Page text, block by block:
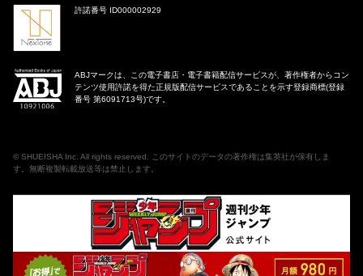
許諾番号 ID000002929
ABJマークは、この電子書店・電子書籍配信サービスが、著作権者からコン
テンツ使用許諾を得た正規版配信サービスであることを示す登録商標(登録
番号 第6091713号)です。
© SHUEISHA Inc. All rights reserved. このサイトのデータの著作権は集英社が保有しま
す。無断複製転載放送等は禁止します。